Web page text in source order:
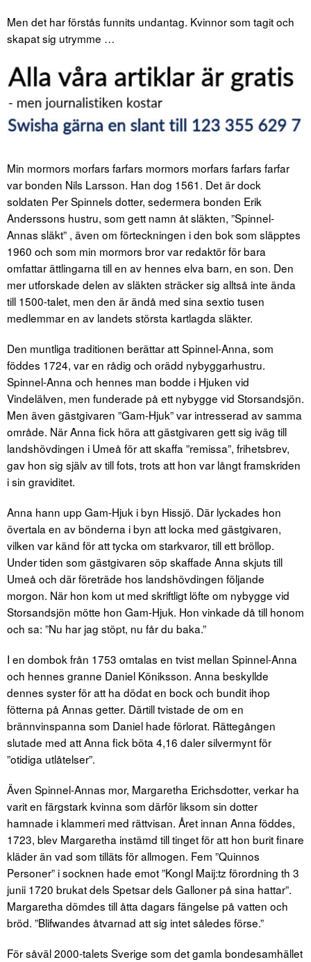
Men det har förstås funnits undantag. Kvinnor som tagit och
skapat sig utrymme …
Min mormors morfars farfars mormors morfars farfars farfar
var bonden Nils Larsson. Han dog 1561. Det är dock
soldaten Per Spinnels dotter, sedermera bonden Erik
Anderssons hustru, som gett namn åt släkten, ”Spinnel-
Annas släkt” , även om förteckningen i den bok som släpptes
1960 och som min mormors bror var redaktör för bara
omfattar ättlingarna till en av hennes elva barn, en son. Den
mer utforskade delen av släkten sträcker sig alltså inte ända
till 1500-talet, men den är ändå med sina sextio tusen
medlemmar en av landets största kartlagda släkter.
Den muntliga traditionen berättar att Spinnel-Anna, som
föddes 1724, var en rådig och orädd nybyggarhustru.
Spinnel-Anna och hennes man bodde i Hjuken vid
Vindelälven, men funderade på ett nybygge vid Storsandsjön.
Men även gästgivaren ”Gam-Hjuk” var intresserad av samma
område. När Anna fick höra att gästgivaren gett sig iväg till
landshövdingen i Umeå för att skaffa ”remissa”, frihetsbrev,
gav hon sig själv av till fots, trots att hon var långt framskriden
i sin graviditet.
Anna hann upp Gam-Hjuk i byn Hissjö. Där lyckades hon
övertala en av bönderna i byn att locka med gästgivaren,
vilken var känd för att tycka om starkvaror, till ett bröllop.
Under tiden som gästgivaren söp skaffade Anna skjuts till
Umeå och där företräde hos landshövdingen följande
morgon. När hon kom ut med skriftligt löfte om nybygge vid
Storsandsjön mötte hon Gam-Hjuk. Hon vinkade då till honom
och sa: ”Nu har jag stöpt, nu får du baka.”
I en dombok från 1753 omtalas en tvist mellan Spinnel-Anna
och hennes granne Daniel Köniksson. Anna beskyllde
dennes syster för att ha dödat en bock och bundit ihop
fötterna på Annas getter. Därtill tvistade de om en
brännvinspanna som Daniel hade förlorat. Rättegången
slutade med att Anna fick böta 4,16 daler silvermynt för
”otidiga utlåtelser”.
Även Spinnel-Annas mor, Margaretha Erichsdotter, verkar ha
varit en färgstark kvinna som därför liksom sin dotter
hamnade i klammeri med rättvisan. Året innan Anna föddes,
1723, blev Margaretha instämd till tinget för att hon burit finare
kläder än vad som tilläts för allmogen. Fem ”Quinnos
Personer” i socknen hade emot ”Kongl Maij:tz förordning th 3
junii 1720 brukat dels Spetsar dels Galloner på sina hattar”.
Margaretha dömdes till åtta dagars fängelse på vatten och
bröd. ”Blifwandes åtvarnad att sig intet således förse.”
För såväl 2000-talets Sverige som det gamla bondesamhället